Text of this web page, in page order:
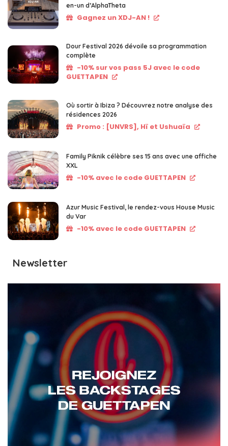
en-un d’AlphaTheta
Gagnez un XDJ-AN !
Dour Festival 2026 dévoile sa programmation
complète
-10% sur vos pass 5J avec le code
GUETTAPEN
Où sortir à Ibiza ? Découvrez notre analyse des
résidences 2026
Promo : [UNVRS], Hï et Ushuaïa
Family Piknik célèbre ses 15 ans avec une affiche
XXL
-10% avec le code GUETTAPEN
Azur Music Festival, le rendez-vous House Music
du Var
-10% avec le code GUETTAPEN
Newsletter